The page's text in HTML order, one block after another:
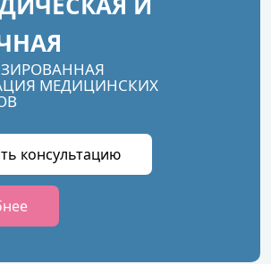
МЕДИЦИНСКИХ
консультацию